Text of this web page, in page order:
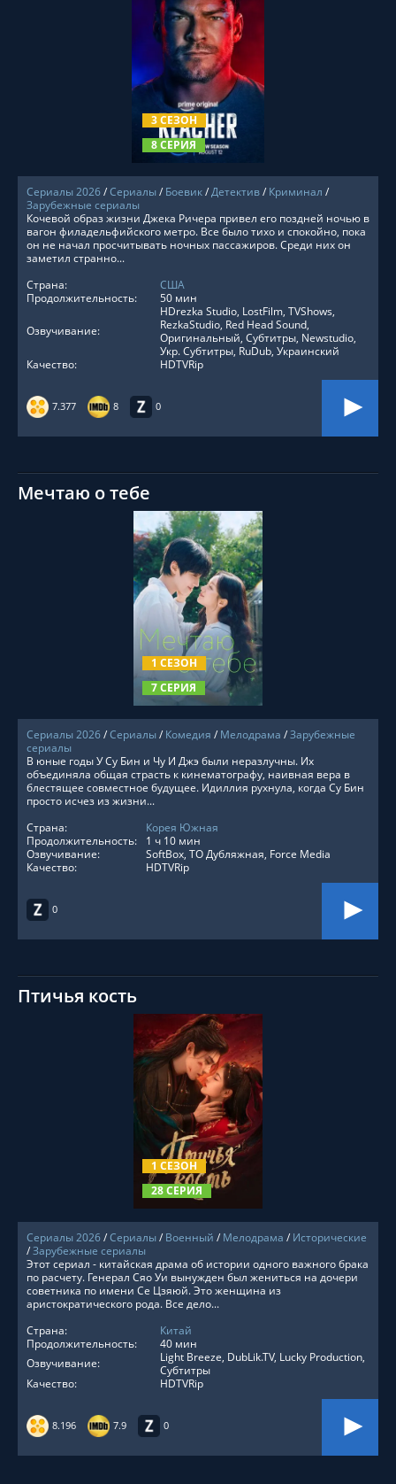
3 СЕЗОН
8 СЕРИЯ
СМОТРЕТЬ ОНЛАЙН
Сериалы 2026/Сериалы/ Боевик/Детектив/ Криминал /
Зарубежные сериалы
7.377 8 0
Кочевой образ жизни Джека Ричера привел его поздней ночью в
вагон филадельфийского метро. Все было тихо и спокойно, пока
он не начал просчитывать ночных пассажиров. Среди них он
заметил странно...
Страна:
США
Продолжительность:
50 мин
Озвучивание:
HDrezka Studio, LostFilm, TVShows,
RezkaStudio, Red Head Sound,
Оригинальный, Субтитры, Newstudio,
Укр. Субтитры, RuDub, Украинский
Качество:
HDTVRip
Мечтаю о тебе
1 СЕЗОН
7 СЕРИЯ
СМОТРЕТЬ ОНЛАЙН
Сериалы 2026/Сериалы/ Комедия / Мелодрама /Зарубежные
сериалы
0
В юные годы У Су Бин и Чу И Джэ были неразлучны. Их
объединяла общая страсть к кинематографу, наивная вера в
блестящее совместное будущее. Идиллия рухнула, когда Су Бин
просто исчез из жизни...
Страна:
Корея Южная
Продолжительность:
1 ч 10 мин
Озвучивание:
SoftBox, ТО Дубляжная, Force Media
Качество:
HDTVRip
Птичья кость
1 СЕЗОН
28 СЕРИЯ
СМОТРЕТЬ ОНЛАЙН
Сериалы 2026/Сериалы/ Военный / Мелодрама / Исторические
/Зарубежные сериалы
8.196 7.9 0
Этот сериал - китайская драма об истории одного важного брака
по расчету. Генерал Сяо Уи вынужден был жениться на дочери
советника по имени Се Цзяюй. Это женщина из
аристократического рода. Все дело...
Страна:
Китай
Продолжительность:
40 мин
Озвучивание:
Light Breeze, DubLik.TV, Lucky Production,
Субтитры
Качество:
HDTVRip